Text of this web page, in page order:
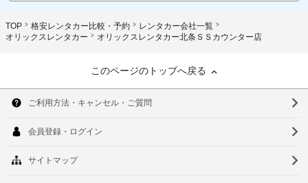
TOP 格安レンタカー比較・予約
レンタカー会社一覧
オリックスレンタカー
オリックスレンタカー北条ＳＳカウンター店
このページのトップへ戻る